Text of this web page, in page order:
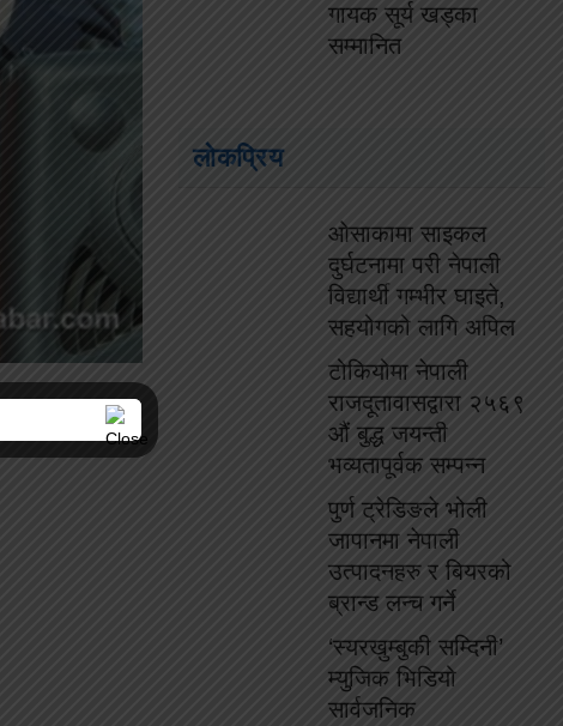
गायक सूर्य खड्का
सम्मानित
लोकप्रिय
ओसाकामा साइकल
दुर्घटनामा परी नेपाली
विद्यार्थी गम्भीर घाइते,
सहयोगको लागि अपिल
टोकियोमा नेपाली
राजदूतावासद्वारा २५६९
औं बुद्ध जयन्ती
भव्यतापूर्वक सम्पन्न
पुर्ण ट्रेडिङले भोली
जापानमा नेपाली
उत्पादनहरु र बियरको
ब्रान्ड लन्च गर्ने
‘स्यरखुम्बुकी सम्दिनी’
म्युजिक भिडियो
सार्वजनिक